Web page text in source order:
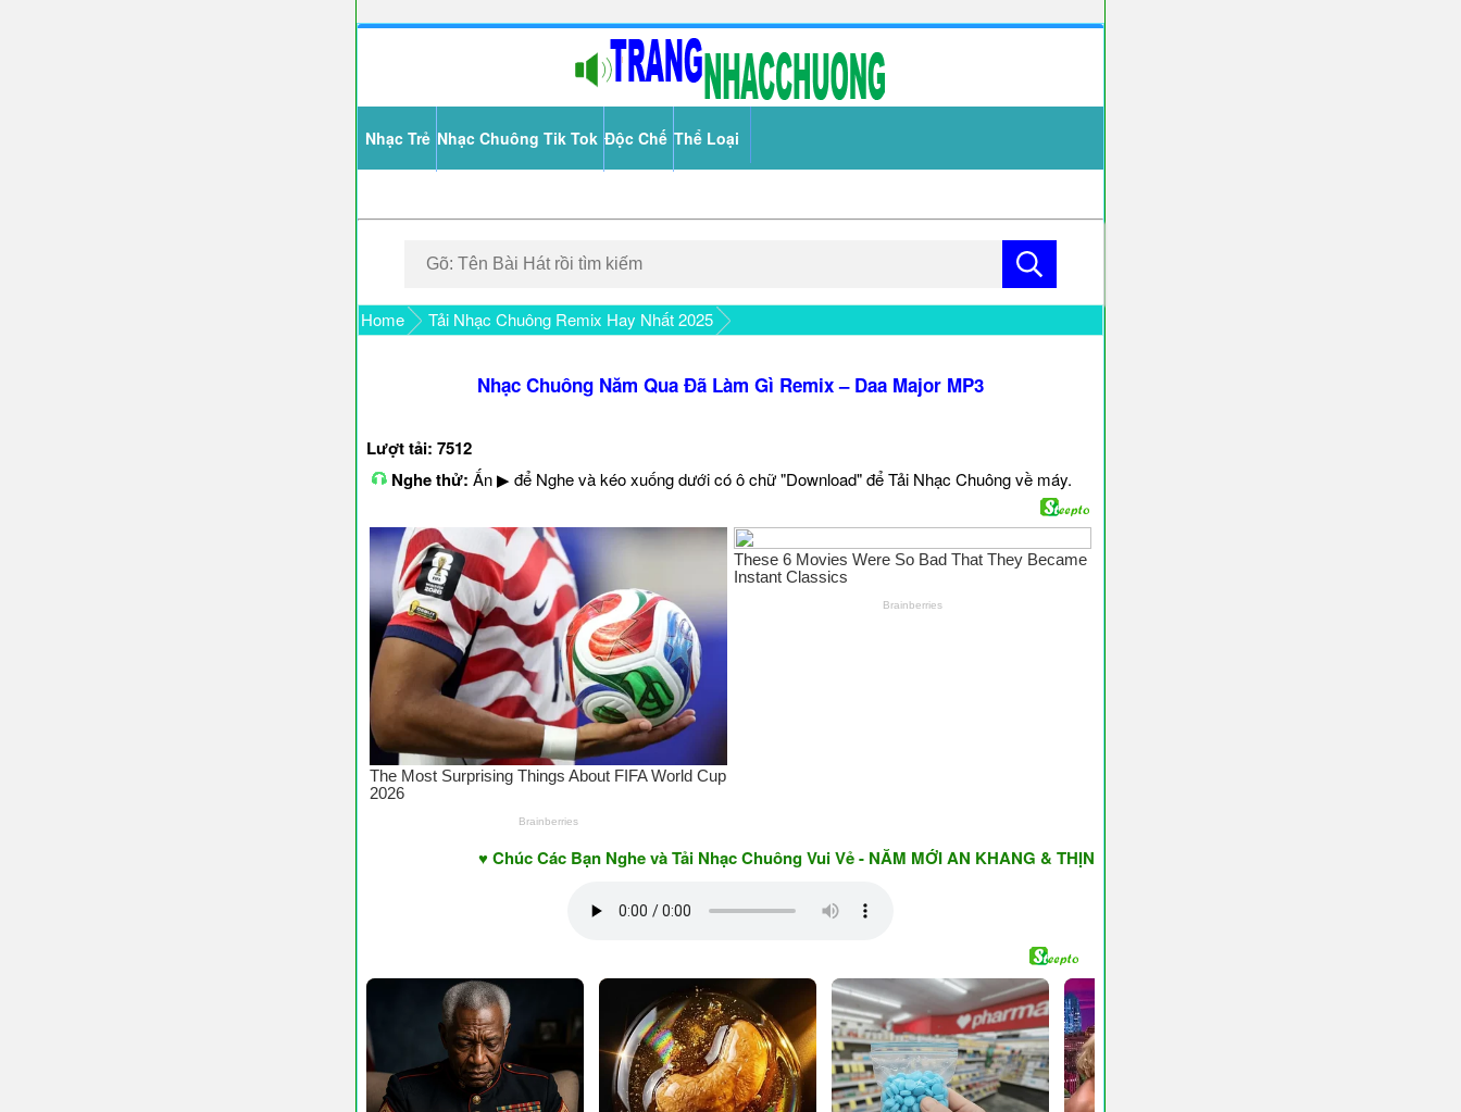
Nhạc Trẻ Nhạc Chuông Tik Tok Độc Chế Thể Loại
Home Tải Nhạc Chuông Remix Hay Nhất 2025
Nhạc Chuông Năm Qua Đã Làm Gì Remix – Daa Major MP3
Lượt tải: 7512
Nghe thử: Ấn ▶ để Nghe và kéo xuống dưới có ô chữ "Download" để Tải Nhạc Chuông về máy.
♥ Chúc Các Bạn Nghe và Tải Nhạc Chuông Vui Vẻ - NĂM MỚI AN KHANG & THỊNH VƯỢNG ♥ Have A Nice Day ♥